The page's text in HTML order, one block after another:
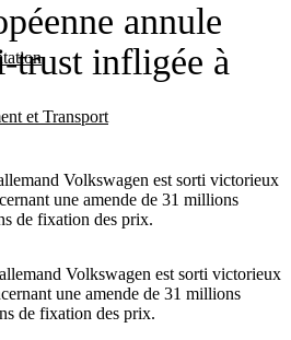
et Transport
annule
trust infligée à
Volkswagen est sorti victorieux
une amende de 31 millions
de fixation des prix.
Volkswagen est sorti victorieux
une amende de 31 millions
de fixation des prix.